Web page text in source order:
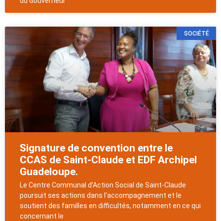
SOCIÉTÉ
Signature de convention entre le
CCAS de Saint-Claude et EDF Archipel
Guadeloupe.
Le Centre Communal d’Action Social de Saint-Claude
poursuit ses actions dans l’accompagnement et le
soutient des familles en difficultés, notamment en ce qui
concernant le